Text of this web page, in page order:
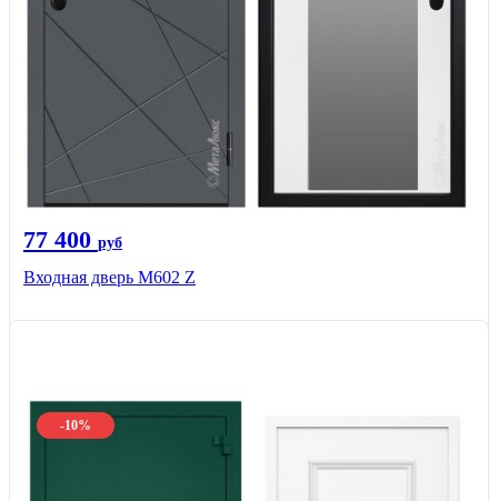
77 400 руб
Входная дверь М602 Z
-10%